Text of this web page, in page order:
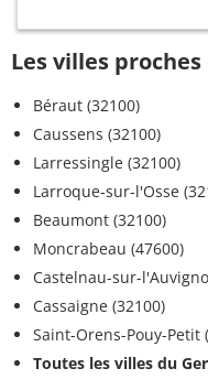
Les villes
Béraut (32100)
Caussens (32100)
Larressingle (32100)
Larroque-sur-l'Osse
Beaumont (32100)
Moncrabeau (47600)
Castelnau-sur-
Cassaigne (32100)
Saint-Orens-Pouy-Petit
Toutes les villes du